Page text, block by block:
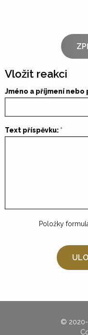
Vložit reakci
Jméno a příjmení nebo
Text příspěvku:
Položky
© 2020-